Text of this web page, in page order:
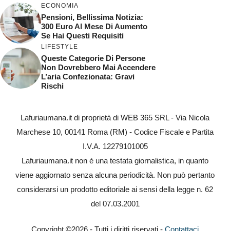
ECONOMIA
Pensioni, Bellissima Notizia:
300 Euro Al Mese Di Aumento
Se Hai Questi Requisiti
LIFESTYLE
Queste Categorie Di Persone
Non Dovrebbero Mai Accendere
L’aria Confezionata: Gravi
Rischi
Lafuriaumana.it di proprietà di WEB 365 SRL - Via Nicola
Marchese 10, 00141 Roma (RM) - Codice Fiscale e Partita
I.V.A. 12279101005
Lafuriaumana.it non è una testata giornalistica, in quanto
viene aggiornato senza alcuna periodicità. Non può pertanto
considerarsi un prodotto editoriale ai sensi della legge n. 62
del 07.03.2001
Copyright ©2026 - Tutti i diritti riservati - Contattaci